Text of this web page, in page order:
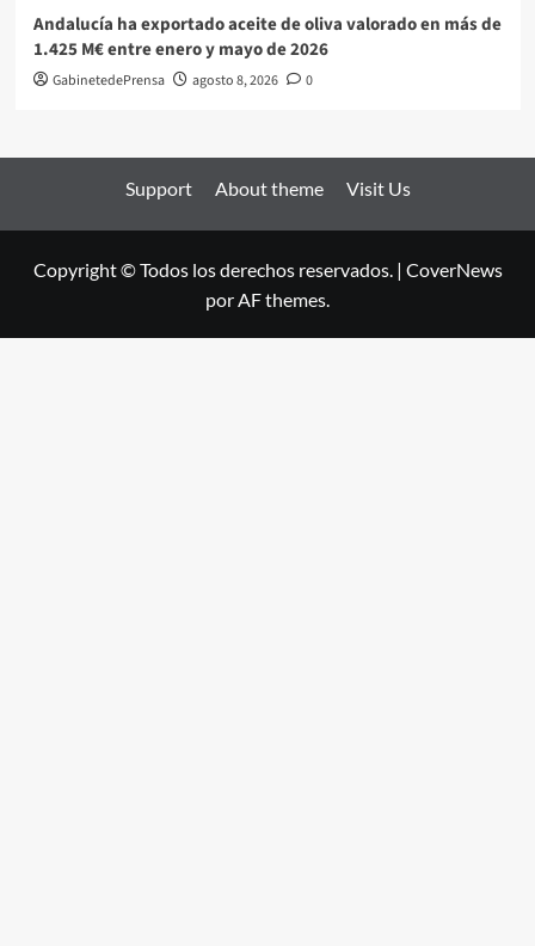
Andalucía ha exportado aceite de oliva valorado en más de
1.425 M€ entre enero y mayo de 2026
GabinetedePrensa agosto 8, 2026 0
Support About theme Visit Us
Copyright © Todos los derechos reservados. | CoverNews
por AF themes.